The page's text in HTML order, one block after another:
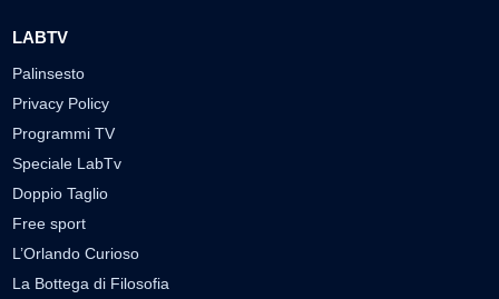
LABTV
Palinsesto
Privacy Policy
Programmi TV
Speciale LabTv
Doppio Taglio
Free sport
L’Orlando Curioso
La Bottega di Filosofia